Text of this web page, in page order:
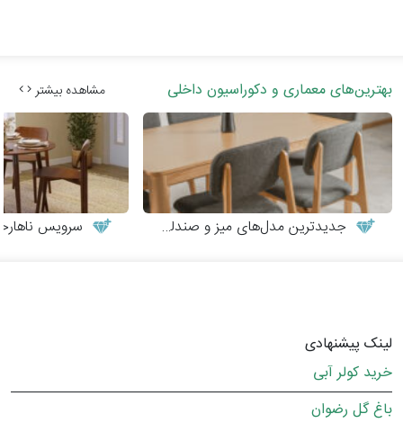
بهترین‌های معماری و دکوراسیون داخلی مشاهده بیشتر
جدیدترین مدل‌های میز و صندلی چوبی مدرن سرویس
لینک پیشنهادی
خرید کولر آبی
باغ گل رضوان